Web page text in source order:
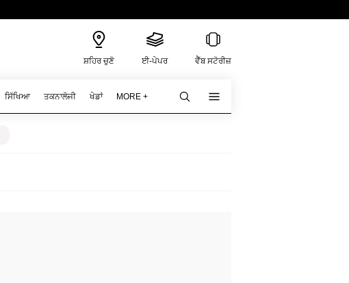
ਸ਼ਹਿਰ ਚੁਣੋ ਈ-ਪੇਪਰ ਵੈੱਬ ਸਟੋਰੀਜ਼
ਸਿੱਖਿਆ ਤਕਨਾਲੋਜੀ ਖੇਡਾਂ MORE +